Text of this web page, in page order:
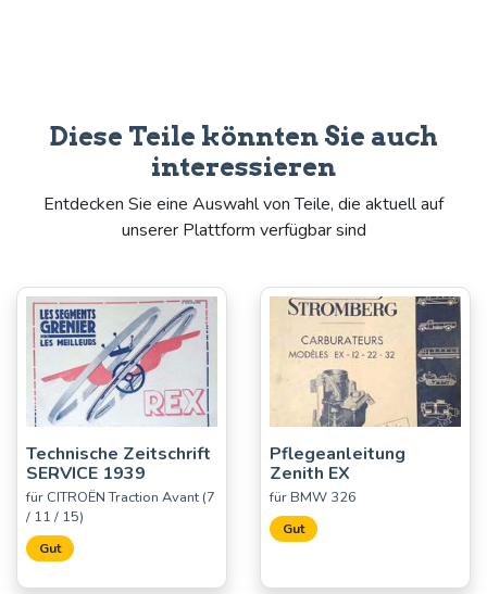
Diese Teile könnten Sie auch
interessieren
Entdecken Sie eine Auswahl von Teile, die aktuell auf
unserer Plattform verfügbar sind
Technische Zeitschrift
SERVICE 1939
für CITROËN Traction Avant (7
/ 11 / 15)
Gut
Pflegeanleitung
Zenith EX
für BMW 326
Gut